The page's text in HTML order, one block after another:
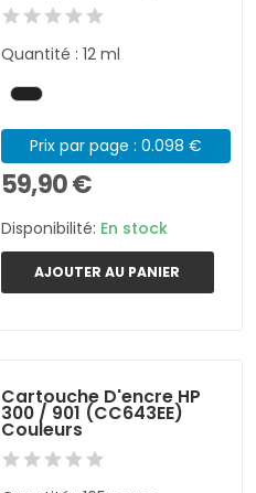
Quantité : 12 ml
Prix par page : 0.098 €
59,90 €
Disponibilité: En stock
AJOUTER AU PANIER
Cartouche D'encre HP
300 / 901 (CC643EE)
Couleurs